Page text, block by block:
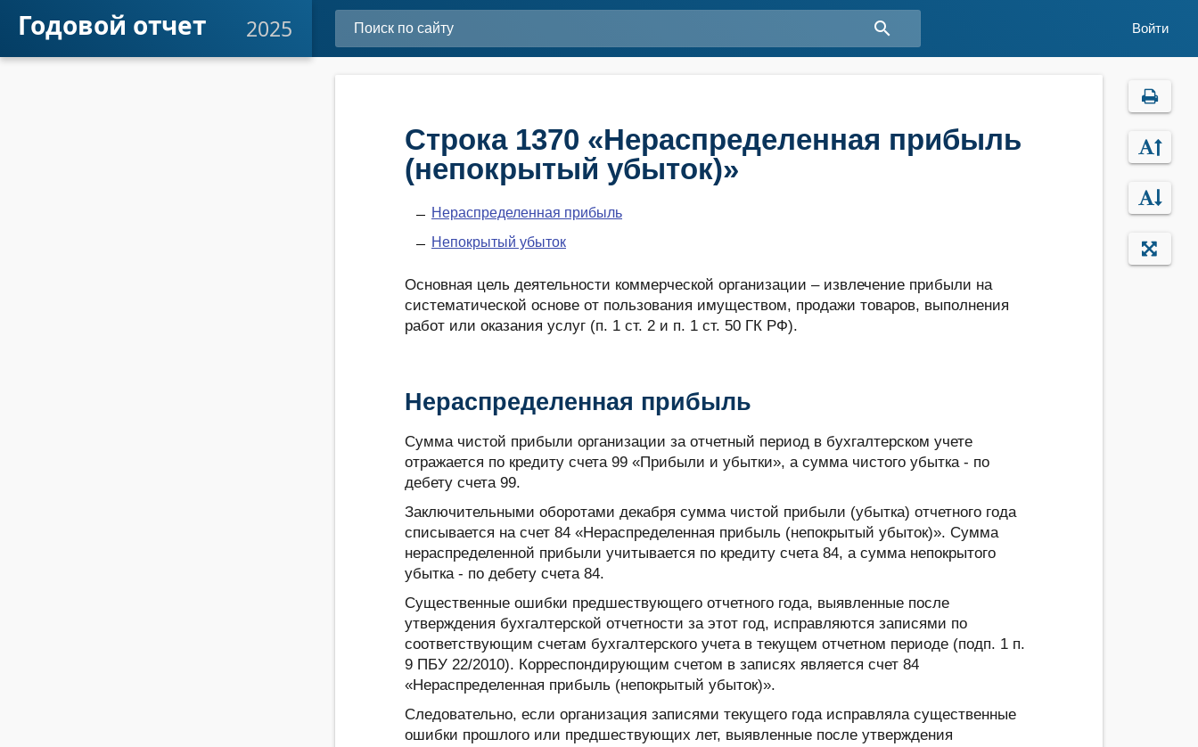
search Войти
Годовой отчет 2025
Строка 1370 «Нераспределенная прибыль
(непокрытый убыток)»
Нераспределенная прибыль
Непокрытый убыток
Основная цель деятельности коммерческой организации – извлечение прибыли на
систематической основе от пользования имуществом, продажи товаров, выполнения
работ или оказания услуг (п. 1 ст. 2 и п. 1 ст. 50 ГК РФ).
Нераспределенная прибыль
Сумма чистой прибыли организации за отчетный период в бухгалтерском учете
отражается по кредиту счета 99 «Прибыли и убытки», а сумма чистого убытка - по
дебету счета 99.
Заключительными оборотами декабря сумма чистой прибыли (убытка) отчетного года
списывается на счет 84 «Нераспределенная прибыль (непокрытый убыток)». Сумма
нераспределенной прибыли учитывается по кредиту счета 84, а сумма непокрытого
убытка - по дебету счета 84.
Существенные ошибки предшествующего отчетного года, выявленные после
утверждения бухгалтерской отчетности за этот год, исправляются записями по
соответствующим счетам бухгалтерского учета в текущем отчетном периоде (подп. 1 п.
9 ПБУ 22/2010). Корреспондирующим счетом в записях является счет 84
«Нераспределенная прибыль (непокрытый убыток)».
Следовательно, если организация записями текущего года исправляла существенные
ошибки прошлого или предшествующих лет, выявленные после утверждения